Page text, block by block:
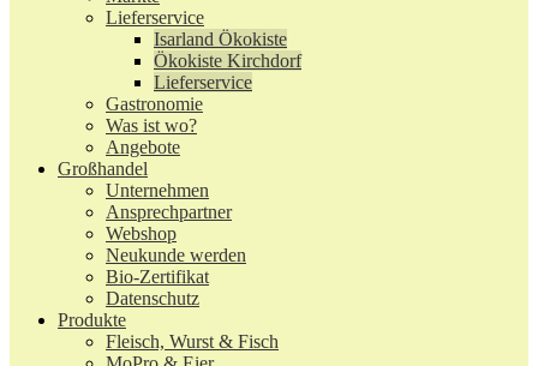
Lieferservice
Isarland Ökokiste
Ökokiste Kirchdorf
Lieferservice
Gastronomie
Was ist wo?
Angebote
Großhandel
Unternehmen
Ansprechpartner
Webshop
Neukunde werden
Bio-Zertifikat
Datenschutz
Produkte
Fleisch, Wurst & Fisch